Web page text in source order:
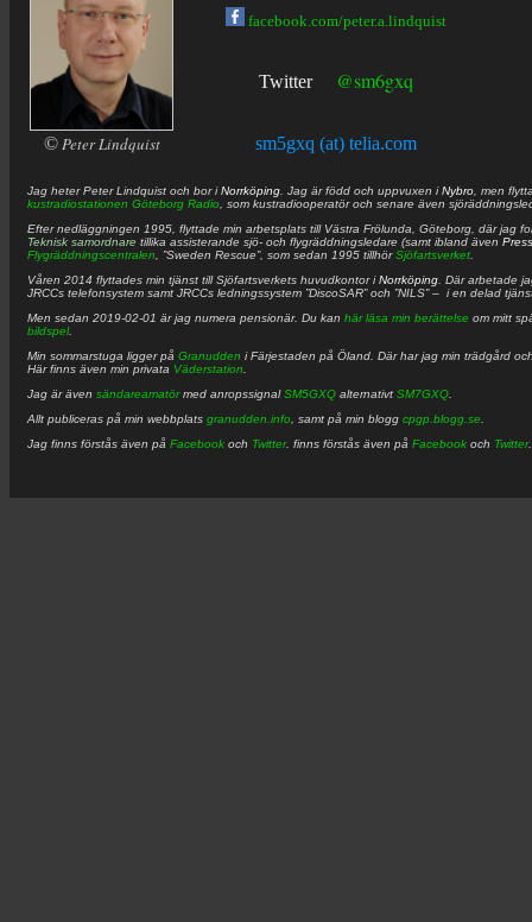
© Peter Lindquist
facebook.com/peter.a.lindquist
Twitter @sm6gxq
sm5gxq (at) telia.com
Jag heterPeter Lindquist och bor iNorrköping . Jag är född och uppvuxen iNybro , men
kustradiostationen Göteborg Radio , som kustradiooperatör och senare även
Efter nedläggningen 1995, flyttade min arbetsplats till Västra Frölunda, Göteborg, där jag
Teknisk samordnare tillika assisterande sjö- och flygräddningsledare (samt ibland även
Flygräddningscentralen , ”Sweden Rescue”, som sedan 1995 tillhörSjöfartsverket
Våren 2014 flyttades min tjänst till Sjöfartsverkets huvudkontor iNorrköping . Där arbetade
JRCCs telefonsystem samt JRCCs ledningssystem ”DiscoSAR” och ”NILS” – i en delad
Men sedan 2019-02-01 är jag numera pensionär. Du kan här läsa min berättelse om mitt
bildspel.
Min sommarstuga ligger på Granudden i Färjestaden på Öland. Där har jag min trädgård
Här finns även min privata Väderstation
Jag är även sändareamatörmed anropssignalSM5GXQ alternativt SM7GXQ
Allt publiceras på min webbplats granudden.info , samt på min blogg cpgp.blogg.se
Jag finns förstås även på Facebook och Twitter. finns förstås även på Facebook och Twitter.